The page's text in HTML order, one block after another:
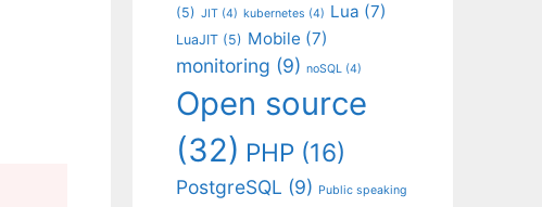
(5) JIT (4) kubernetes (4) Lua (7)
LuaJIT (5) Mobile (7)
monitoring (9) noSQL (4)
Open source
(32) PHP (16)
PostgreSQL (9) Public speaking